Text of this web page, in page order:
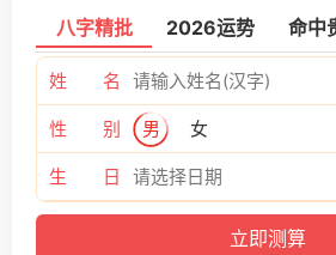
八字精批 2026运势 命中
姓 名
性 别 男 女
生 日